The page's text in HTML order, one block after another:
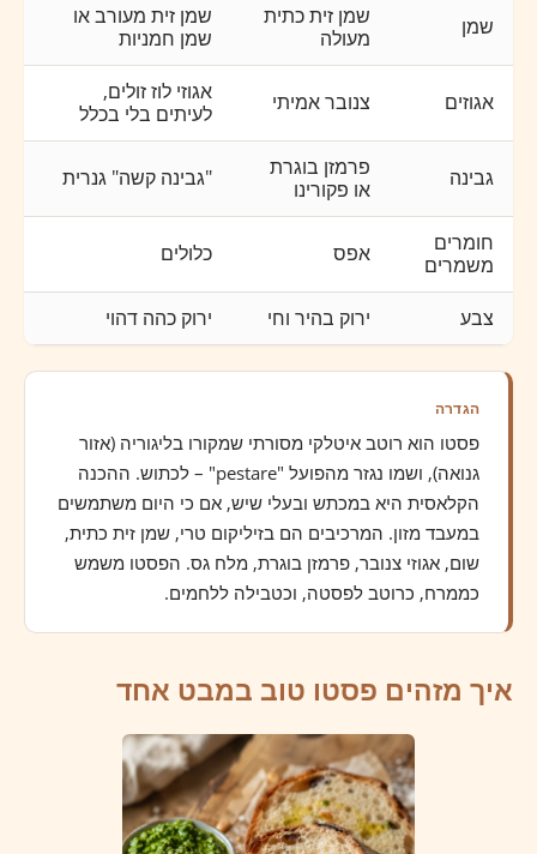
שמן
שמן זית כתית
מעולה
שמן זית מעורב או
שמן חמניות
אגוזים צנובר אמיתי
אגוזי לוז זולים,
לעיתים בלי בכלל
גבינה
פרמזן בוגרת
או פקורינו
"גבינה קשה" גנרית
חומרים
משמרים
אפס כלולים
צבע ירוק בהיר וחי ירוק כהה דהוי
הגדרה
פסטו הוא רוטב איטלקי מסורתי שמקורו בליגוריה (אזור
גנואה), ושמו נגזר מהפועל "pestare" – לכתוש. ההכנה
הקלאסית היא במכתש ובעלי שיש, אם כי היום משתמשים
במעבד מזון. המרכיבים הם בזיליקום טרי, שמן זית כתית,
שום, אגוזי צנובר, פרמזן בוגרת, מלח גס. הפסטו משמש
כממרח, כרוטב לפסטה, וכטבילה ללחמים.
איך מזהים פסטו טוב במבט אחד